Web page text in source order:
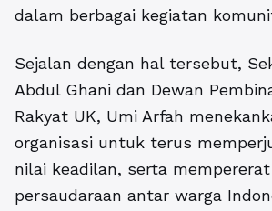
dalam berbagai kegiatan
Sejalan dengan hal tersebut,
Abdul Ghani dan Dewan
Rakyat UK, Umi Arfah
organisasi untuk terus
nilai keadilan, serta
persaudaraan antar warga